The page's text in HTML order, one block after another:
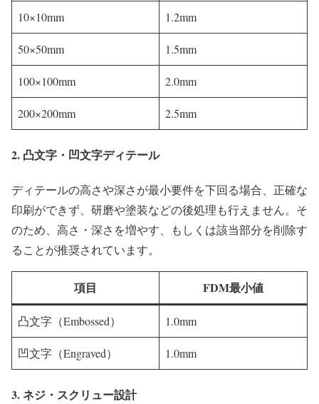
10×10mm 1.2mm
50×50mm 1.5mm
100×100mm 2.0mm
200×200mm 2.5mm
2. 凸文字・凹文字ディテール
ディテールの高さや深さが最小要件を下回る場合、正確な
印刷ができず、研磨や塗装などの後処理も行えません。そ
のため、高さ・深さを増やす、もしくは該当部分を削除す
ることが推奨されています。
項目 FDM最小値
凸文字（Embossed） 1.0mm
凹文字（Engraved） 1.0mm
3. ネジ・スクリュー設計